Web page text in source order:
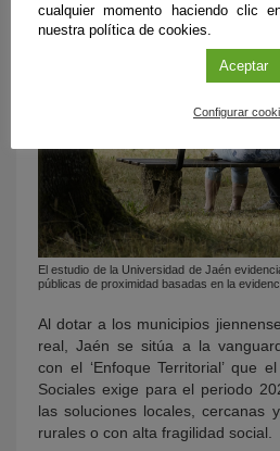
El estudio de la Universidad de Jaén
públicas de proximidad basadas en la
Al dotar a los municipios
real, Jaén se sitúa a la
con el ‘Enfoque Territorial’ que
Sociales exige para el periodo
las soluciones locales, cercanas
rurales o con alta fragilidad social.
cualquier momento haciendo clic
nuestra política de cookies.
Aceptar
Configurar